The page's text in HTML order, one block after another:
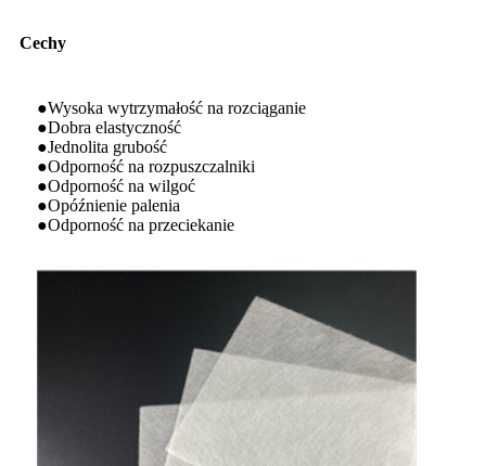
Cechy
●Wysoka wytrzymałość na rozciąganie
●Dobra elastyczność
●Jednolita grubość
●Odporność na rozpuszczalniki
●Odporność na wilgoć
●Opóźnienie palenia
●Odporność na przeciekanie